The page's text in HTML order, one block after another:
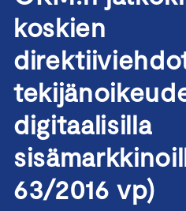
koskien
digitaalisilla
63/2016 vp)